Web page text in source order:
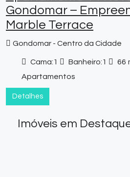
Gondomar –
Marble Terrace
Gondomar - Centro da Cidade
Cama:1 Banheiro:1 66
Apartamentos
Detalhes
Imóveis em